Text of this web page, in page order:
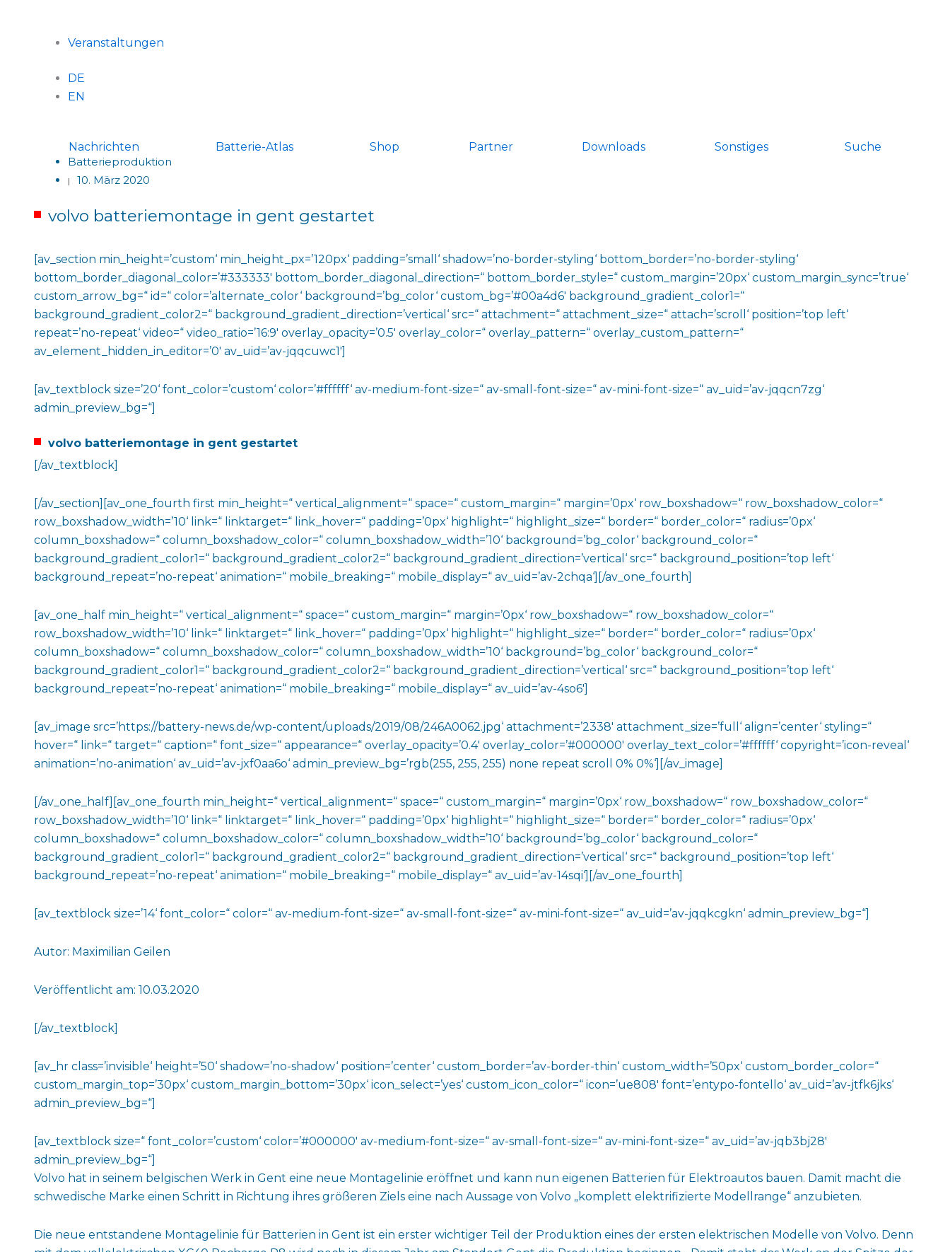
Veranstaltungen
DE
EN
Nachrichten Batterie-Atlas Shop Partner Downloads Sonstiges
Suche
Batterieproduktion
| 10. März 2020
volvo batteriemontage in gent gestartet
[av_section min_height=’custom‘ min_height_px=’120px‘ padding=’small‘ shadow=’no-border-styling‘ bottom_border=’no-border-styling‘
bottom_border_diagonal_color=’#333333′ bottom_border_diagonal_direction=“ bottom_border_style=“ custom_margin=’20px‘ custom_margin_sync=’true‘
custom_arrow_bg=“ id=“ color=’alternate_color‘ background=’bg_color‘ custom_bg=’#00a4d6′ background_gradient_color1=“
background_gradient_color2=“ background_gradient_direction=’vertical‘ src=“ attachment=“ attachment_size=“ attach=’scroll‘ position=’top left‘
repeat=’no-repeat‘ video=“ video_ratio=’16:9′ overlay_opacity=’0.5′ overlay_color=“ overlay_pattern=“ overlay_custom_pattern=“
av_element_hidden_in_editor=’0′ av_uid=’av-jqqcuwc1′]
[av_textblock size=’20‘ font_color=’custom‘ color=’#ffffff‘ av-medium-font-size=“ av-small-font-size=“ av-mini-font-size=“ av_uid=’av-jqqcn7zg‘
admin_preview_bg=“]
volvo batteriemontage in gent gestartet
[/av_textblock]
[/av_section][av_one_fourth first min_height=“ vertical_alignment=“ space=“ custom_margin=“ margin=’0px‘ row_boxshadow=“ row_boxshadow_color=“
row_boxshadow_width=’10‘ link=“ linktarget=“ link_hover=“ padding=’0px‘ highlight=“ highlight_size=“ border=“ border_color=“ radius=’0px‘
column_boxshadow=“ column_boxshadow_color=“ column_boxshadow_width=’10‘ background=’bg_color‘ background_color=“
background_gradient_color1=“ background_gradient_color2=“ background_gradient_direction=’vertical‘ src=“ background_position=’top left‘
background_repeat=’no-repeat‘ animation=“ mobile_breaking=“ mobile_display=“ av_uid=’av-2chqa‘][/av_one_fourth]
[av_one_half min_height=“ vertical_alignment=“ space=“ custom_margin=“ margin=’0px‘ row_boxshadow=“ row_boxshadow_color=“
row_boxshadow_width=’10‘ link=“ linktarget=“ link_hover=“ padding=’0px‘ highlight=“ highlight_size=“ border=“ border_color=“ radius=’0px‘
column_boxshadow=“ column_boxshadow_color=“ column_boxshadow_width=’10‘ background=’bg_color‘ background_color=“
background_gradient_color1=“ background_gradient_color2=“ background_gradient_direction=’vertical‘ src=“ background_position=’top left‘
background_repeat=’no-repeat‘ animation=“ mobile_breaking=“ mobile_display=“ av_uid=’av-4so6′]
[av_image src=’https://battery-news.de/wp-content/uploads/2019/08/246A0062.jpg‘ attachment=’2338′ attachment_size=’full‘ align=’center‘ styling=“
hover=“ link=“ target=“ caption=“ font_size=“ appearance=“ overlay_opacity=’0.4′ overlay_color=’#000000′ overlay_text_color=’#ffffff‘ copyright=’icon-reveal‘
animation=’no-animation‘ av_uid=’av-jxf0aa6o‘ admin_preview_bg=’rgb(255, 255, 255) none repeat scroll 0% 0%‘][/av_image]
[/av_one_half][av_one_fourth min_height=“ vertical_alignment=“ space=“ custom_margin=“ margin=’0px‘ row_boxshadow=“ row_boxshadow_color=“
row_boxshadow_width=’10‘ link=“ linktarget=“ link_hover=“ padding=’0px‘ highlight=“ highlight_size=“ border=“ border_color=“ radius=’0px‘
column_boxshadow=“ column_boxshadow_color=“ column_boxshadow_width=’10‘ background=’bg_color‘ background_color=“
background_gradient_color1=“ background_gradient_color2=“ background_gradient_direction=’vertical‘ src=“ background_position=’top left‘
background_repeat=’no-repeat‘ animation=“ mobile_breaking=“ mobile_display=“ av_uid=’av-14sqi‘][/av_one_fourth]
[av_textblock size=’14‘ font_color=“ color=“ av-medium-font-size=“ av-small-font-size=“ av-mini-font-size=“ av_uid=’av-jqqkcgkn‘ admin_preview_bg=“]
Autor: Maximilian Geilen
Veröffentlicht am: 10.03.2020
[/av_textblock]
[av_hr class=’invisible‘ height=’50‘ shadow=’no-shadow‘ position=’center‘ custom_border=’av-border-thin‘ custom_width=’50px‘ custom_border_color=“
custom_margin_top=’30px‘ custom_margin_bottom=’30px‘ icon_select=’yes‘ custom_icon_color=“ icon=’ue808′ font=’entypo-fontello‘ av_uid=’av-jtfk6jks‘
admin_preview_bg=“]
[av_textblock size=“ font_color=’custom‘ color=’#000000′ av-medium-font-size=“ av-small-font-size=“ av-mini-font-size=“ av_uid=’av-jqb3bj28′
admin_preview_bg=“]
Volvo hat in seinem belgischen Werk in Gent eine neue Montagelinie eröffnet und kann nun eigenen Batterien für Elektroautos bauen. Damit macht die
schwedische Marke einen Schritt in Richtung ihres größeren Ziels eine nach Aussage von Volvo „komplett elektrifizierte Modellrange“ anzubieten.
Die neue entstandene Montagelinie für Batterien in Gent ist ein erster wichtiger Teil der Produktion eines der ersten elektrischen Modelle von Volvo. Denn